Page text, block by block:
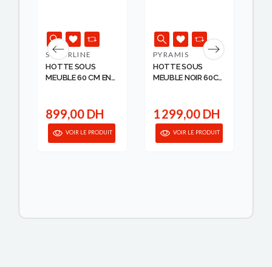
SILVERLINE
HOTTE SOUS
MEUBLE 60 CM EN
899,00 DH
VOIR LE PRODUIT
PYRAMIS
HOTTE SOUS
MEUBLE NOIR 60CM
1 299,00 DH
VOIR LE PRODUIT